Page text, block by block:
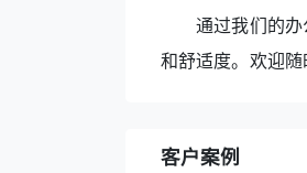
通过我们的办公
和舒适度。欢迎随
客户案例